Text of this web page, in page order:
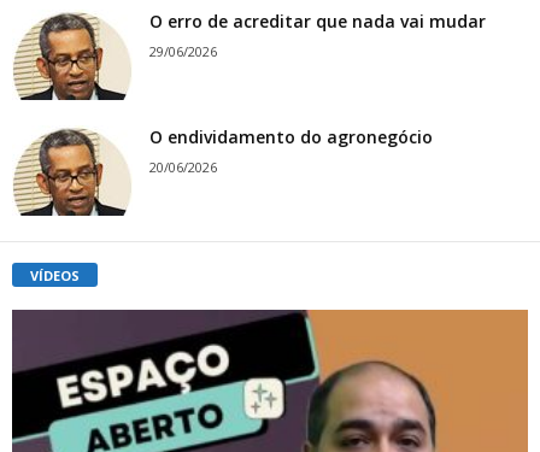
O erro de acreditar que nada vai mudar
29/06/2026
O endividamento do agronegócio
20/06/2026
VÍDEOS